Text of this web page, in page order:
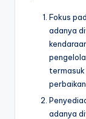
Fokus
adanya
termasuk
adanya